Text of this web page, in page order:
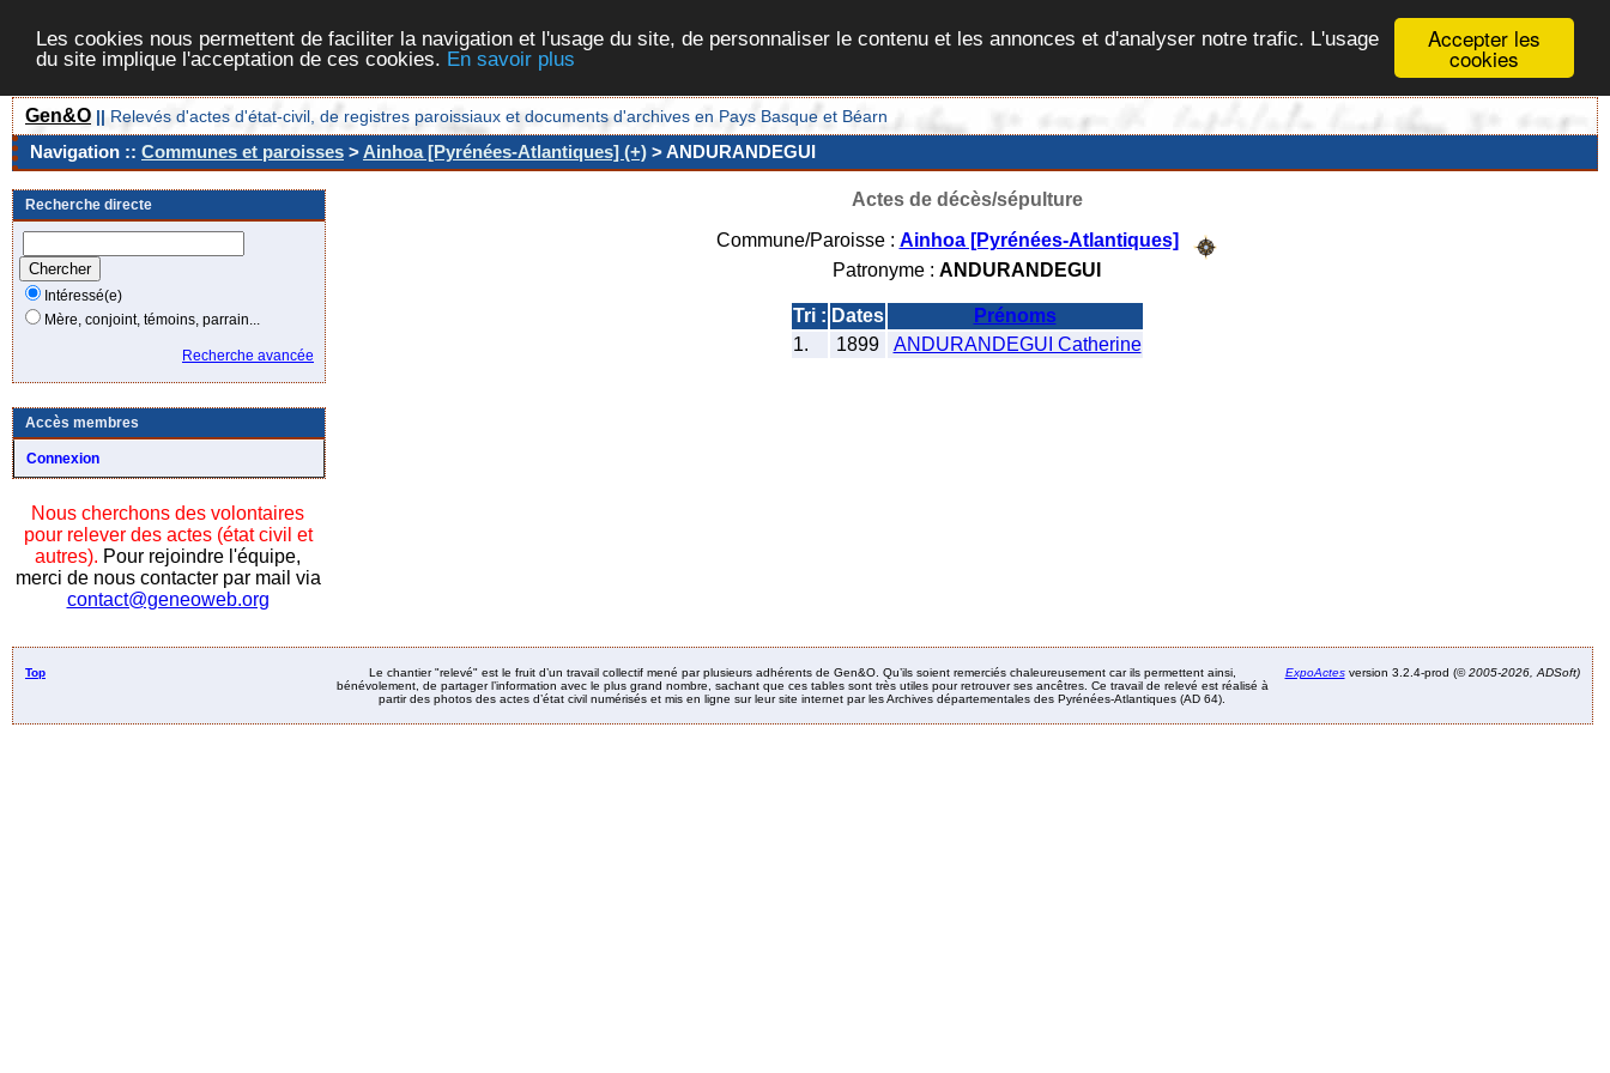
Accepter les
cookies
Les cookies nous permettent de faciliter la navigation et l'usage du site, de personnaliser le contenu et les annonces et d'analyser notre trafic. L'usage
du site implique l'acceptation de ces cookies. En savoir plus
Gen&O || Relevés d'actes d'état-civil, de registres paroissiaux et documents d'archives en Pays Basque et Béarn
Navigation :: Communes et paroisses >Ainhoa [Pyrénées-Atlantiques] (+) > ANDURANDEGUI
Recherche directe
Intéressé(e)
Mère, conjoint, témoins, parrain...
Recherche avancée
Accès membres
Connexion
Nous cherchons des volontaires
pour relever des actes (état civil et
autres). Pour rejoindre l'équipe,
merci de nous contacter par mail via
contact@geneoweb.org
Actes de décès/sépulture
Commune/Paroisse : Ainhoa [Pyrénées-Atlantiques]
Patronyme : ANDURANDEGUI
Tri : Dates
Prénoms
1.
1899 ANDURANDEGUI Catherine
Top
Le chantier "relevé" est le fruit d’un travail collectif mené par plusieurs adhérents de Gen&O. Qu’ils soient remerciés chaleureusement car ils permettent ainsi,
bénévolement, de partager l’information avec le plus grand nombre, sachant que ces tables sont très utiles pour retrouver ses ancêtres. Ce travail de relevé est réalisé à
partir des photos des actes d’état civil numérisés et mis en ligne sur leur site internet par les Archives départementales des Pyrénées-Atlantiques (AD 64).
ExpoActesversion 3.2.4-prod (©2005-2026, ADSoft)